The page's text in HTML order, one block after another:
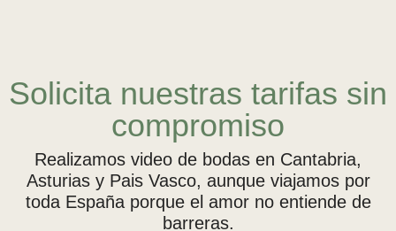
Solicita nuestras tarifas sin
compromiso
Realizamos video de bodas en Cantabria,
Asturias y Pais Vasco, aunque viajamos por
toda España porque el amor no entiende de
barreras.